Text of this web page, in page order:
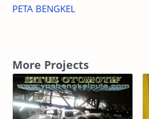
PETA BENGKEL
More Projects